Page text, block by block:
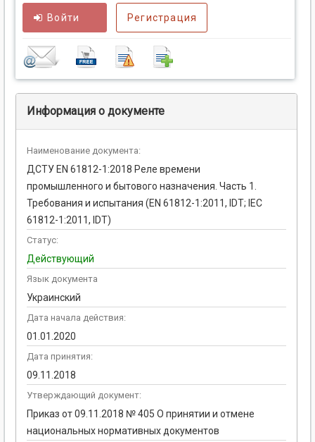
Войти Регистрация
Информация о документе
Наименование документа:
ДСТУ EN 61812-1:2018 Реле времени
промышленного и бытового назначения. Часть 1.
Требования и испытания (EN 61812-1:2011, IDT; IEC
61812-1:2011, IDT)
Статус:
Действующий
Язык документа
Украинский
Дата начала действия:
01.01.2020
Дата принятия:
09.11.2018
Утверждающий документ:
Приказ от 09.11.2018 № 405 О принятии и отмене
национальных нормативных документов